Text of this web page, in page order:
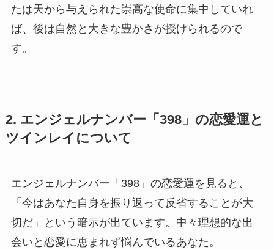
たは天から与えられた崇高な使命に集中していれ
ば、後は自然と大きな豊かさが授けられるので
す。
2. エンジェルナンバー「398」の恋愛運と
ツインレイについて
エンジェルナンバー「398」の恋愛運を見ると、
「今はあなた自身を振り返って反省することが大
切だ」という暗示が出ています。中々理想的な出
会いと恋愛に恵まれず悩んでいるあなた。